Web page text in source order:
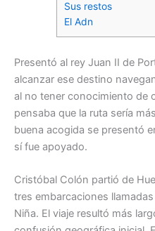
Sus restos
El Adn
Presentó al rey Juan II de
alcanzar ese destino
al no tener conocimiento de
pensaba que la ruta sería
buena acogida se presentó
sí fue apoyado.
Cristóbal Colón partió de
tres embarcaciones
Niña. El viaje resultó más